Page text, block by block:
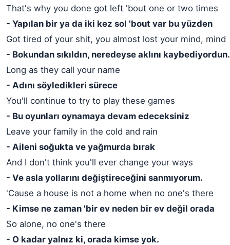
That's why you done got left 'bout one or two times
- Yapılan bir ya da iki kez sol 'bout var bu yüzden
Got tired of your shit, you almost lost your mind, mind
- Bokundan sıkıldın, neredeyse aklını kaybediyordun.
Long as they call your name
- Adını söyledikleri sürece
You'll continue to try to play these games
- Bu oyunları oynamaya devam edeceksiniz
Leave your family in the cold and rain
- Aileni soğukta ve yağmurda bırak
And I don't think you'll ever change your ways
- Ve asla yollarını değiştireceğini sanmıyorum.
'Cause a house is not a home when no one's there
- Kimse ne zaman 'bir ev neden bir ev değil orada
So alone, no one's there
- O kadar yalnız ki, orada kimse yok.